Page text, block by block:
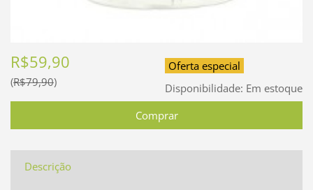
Oferta especial
Disponibilidade: Em estoque
R$59,90
R$79,90
Descrição